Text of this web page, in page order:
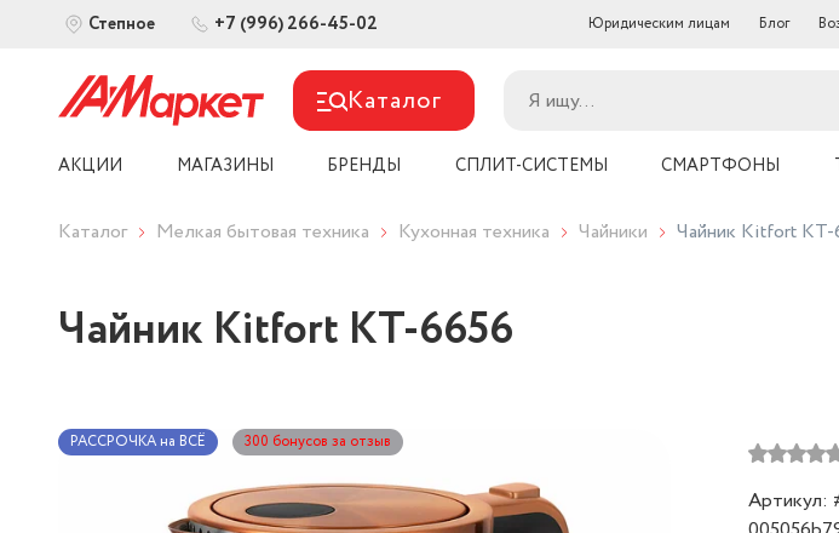
Степное +7 (996) 266-45-02 Юридическим лицам Блог
Каталог
АКЦИИ МАГАЗИНЫ БРЕНДЫ СПЛИТ-СИСТЕМЫ СМАРТФОНЫ
Каталог Мелкая бытовая техника Кухонная техника Чайники Чайник Kitfort КТ-
Чайник Kitfort КТ-6656
РАССРОЧКА на ВСЁ 300 бонусов за отзыв
Артикул: